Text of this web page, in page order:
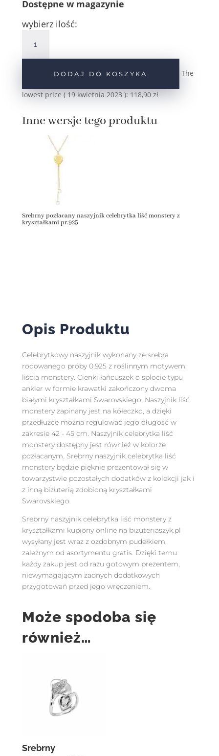
Dostępne w magazynie
wybierz ilość:
Srebrny
naszyjnik
monstery
pr.925
DODAJ DO KOSZYKA The
lowest price (19 kwietnia 2023 ): 118,90 zł
Inne wersje tego produktu
Srebrny pozłacany naszyjnik celebrytka liść monstery z
kryształkami pr.925
Opis Produktu
Celebrytkowy naszyjnik wykonany ze srebra
rodowanego próby 0,925 z roślinnym motywem
liścia monstery. Cienki łańcuszek o splocie typu
ankier w formie krawatki zakończony dwoma
białymi kryształkami Swarovskiego. Naszyjnik liść
monstery zapinany jest na kółeczko, a dzięki
przedłużce można regulować jego długość w
zakresie 42 - 45 cm. Naszyjnik celebrytka liść
monstery dostępny jest również w kolorze
pozłacanym. Srebrny naszyjnik celebrytka liść
monstery będzie pięknie prezentował się w
towarzystwie pozostałych dodatków z kolekcji jak i
z inną biżuterią zdobioną kryształkami
Swarovskiego.
Srebrny naszyjnik celebrytka liść monstery z
kryształkami kupiony online na bizuteriaszyk.pl
wysyłany jest wraz z ozdobnym pudełkiem,
zależnym od asortymentu gratis. Dzięki temu
każdy zakup jest od razu gotowym prezentem,
niewymagającym żadnych dodatkowych
przygotowań przed jego wręczeniem.
Może spodoba się
również…
Srebrny